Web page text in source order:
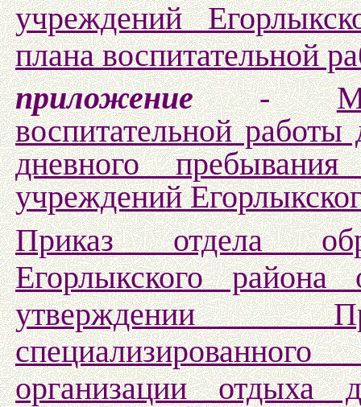
учреждений
плана воспитательной
приложение-
воспитательной работы
дневного
учреждений
Приказ отдела
Егорлыкского
утверждении
организации отдыха